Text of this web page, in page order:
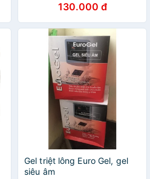
130.000 đ
Gel triệt lông Euro Gel, gel
siêu âm